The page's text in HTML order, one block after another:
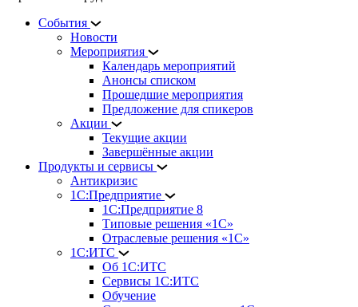
События
Новости
Мероприятия
Календарь мероприятий
Анонсы списком
Прошедшие мероприятия
Предложение для спикеров
Акции
Текущие акции
Завершённые акции
Продукты и сервисы
Антикризис
1С:Предприятие
1С:Предприятие 8
Типовые решения «1С»
Отраслевые решения «1С»
1С:ИТС
Об 1С:ИТС
Сервисы 1С:ИТС
Обучение